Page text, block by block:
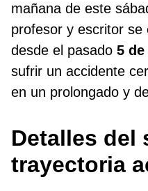
mañana de este
profesor y escritor se
desde el pasado 5
sufrir un accidente
en un prolongado y
Detalles del
trayectoria